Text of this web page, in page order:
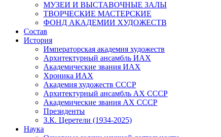
МУЗЕИ И ВЫСТАВОЧНЫЕ ЗАЛЫ
ТВОРЧЕСКИЕ МАСТЕРСКИЕ
ФОНД АКАДЕМИИ ХУДОЖЕСТВ
Состав
История
Императорская академия художеств
Архитектурный ансамбль ИАХ
Академические звания ИАХ
Хроника ИАХ
Академия художеств СССР
Архитектурный ансамбль АХ СССР
Академические звания АХ СССР
Президенты
З.К. Церетели (1934-2025)
Наука